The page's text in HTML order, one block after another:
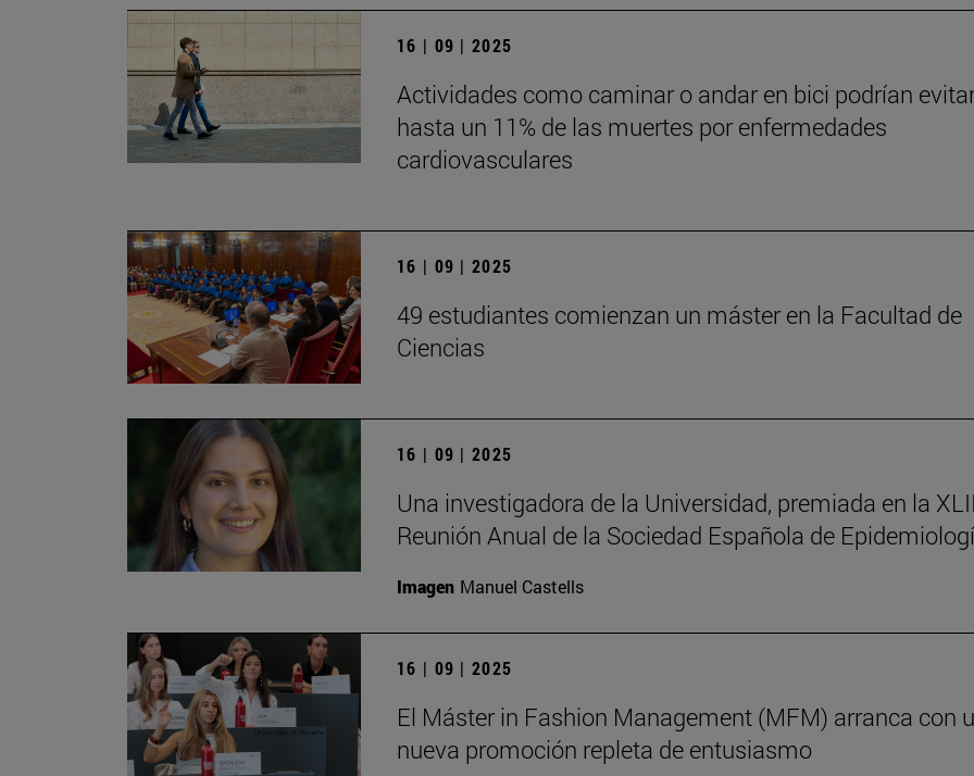
16 | 09 | 2025
Actividades como caminar o andar en bici podrían
hasta un 11% de las muertes por enfermedades
cardiovasculares
16 | 09 | 2025
49 estudiantes comienzan un máster en la Facultad de
Ciencias
16 | 09 | 2025
Una investigadora de la Universidad, premiada en la
Reunión Anual de la Sociedad Española de
Imagen Manuel Castells
16 | 09 | 2025
El Máster in Fashion Management (MFM) arranca con
nueva promoción repleta de entusiasmo